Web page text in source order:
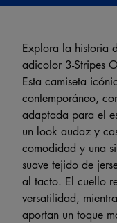
Explora la historia
adicolor 3-Stripes
Esta camiseta
contemporáneo,
adaptada para el
un look audaz y
comodidad y una
suave tejido de
al tacto. El cuello
versatilidad,
aportan un toque